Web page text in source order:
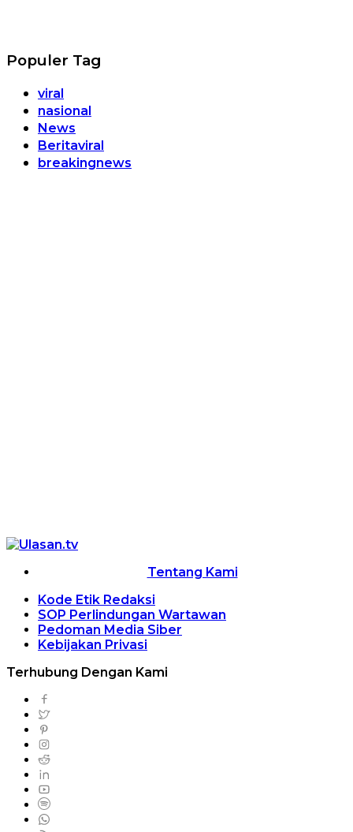
Populer Tag
viral
nasional
News
Beritaviral
breakingnews
Tentang Kami
Kode Etik Redaksi
SOP Perlindungan Wartawan
Pedoman Media Siber
Kebijakan Privasi
Terhubung Dengan Kami